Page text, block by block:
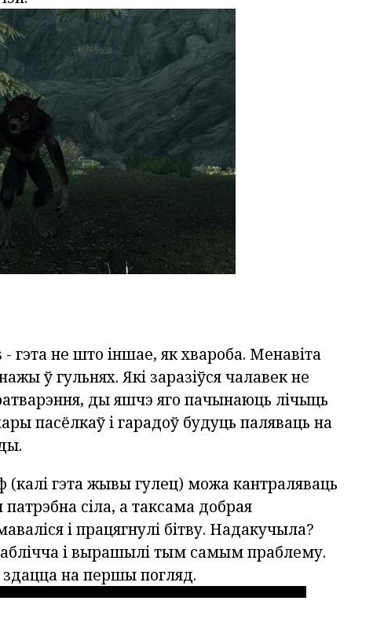
гэта не што іншае, як хвароба. Менавіта
ў гульнях. Які заразіўся чалавек не
ды яшчэ яго пачынаюць лічыць
пасёлкаў і гарадоў будуць паляваць на
(калі гэта жывы гулец) можа кантраляваць
сіла, а таксама добрая
і працягнулі бітву. Надакучыла?
і вырашылі тым самым праблему.
на першы погляд.